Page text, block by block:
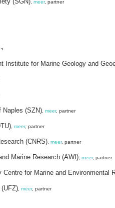
meer, partner
Institute for Marine Geology and
Naples (SZN) meer, partner
meer, partner
(CNRS) meer, partner
Marine Research (AWI) meer, partner
for Marine and Environmental
meer, partner